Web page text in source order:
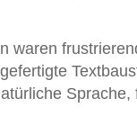
waren